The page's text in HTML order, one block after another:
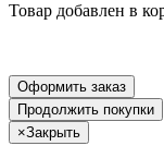
Товар добавлен в
Оформить заказ
Продолжить покупки
×Закрыть